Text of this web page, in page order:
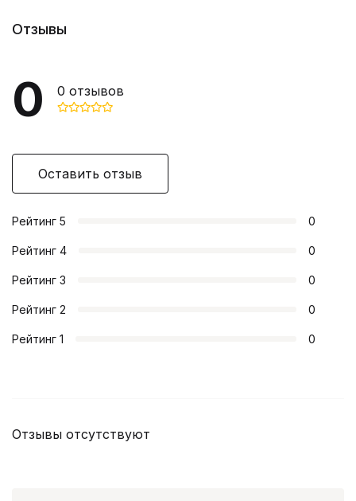
Отзывы
0 0 отзывов
Оставить отзыв
Рейтинг 5 0
Рейтинг 4 0
Рейтинг 3 0
Рейтинг 2 0
Рейтинг 1 0
Отзывы отсутствуют